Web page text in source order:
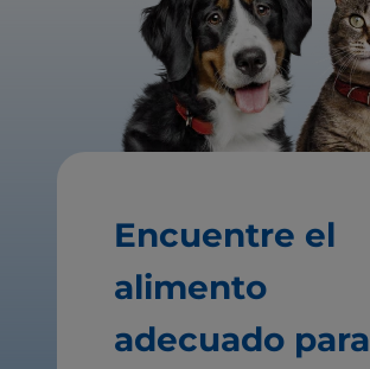
Encuentre el
alimento
adecuado para